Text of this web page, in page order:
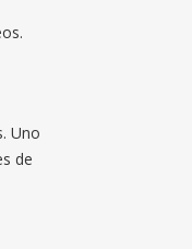
Uno
de